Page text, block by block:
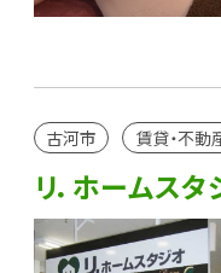
古河市 賃貸・不動
リ．ホームス